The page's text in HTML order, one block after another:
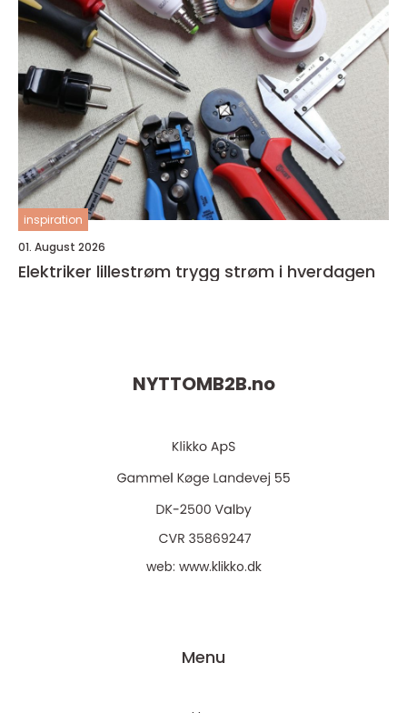
inspiration
01. August 2026
Elektriker lillestrøm trygg strøm i hverdagen
NYTTOMB2B.no
web: www.klikko.dk
Menu